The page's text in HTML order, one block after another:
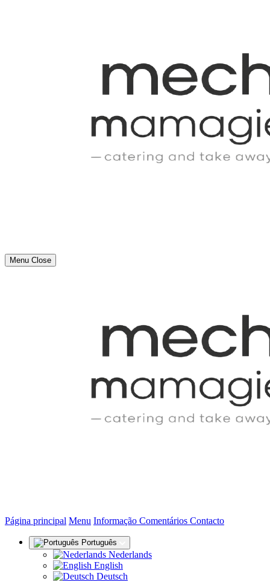
Menu Close
Página principal Menu Informação Comentários Contacto(actual)
Português
Nederlands
English
Deutsch